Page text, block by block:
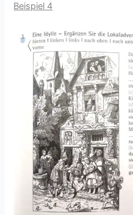
Beispiel 4